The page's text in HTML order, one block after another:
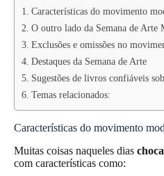
Características do movimento
O outro lado da Semana de Arte
Exclusões e omissões no
Destaques da Semana de Arte
Sugestões de livros confiáveis
Temas relacionados:
Características do movimento
Muitas coisas naqueles dias
com características como: